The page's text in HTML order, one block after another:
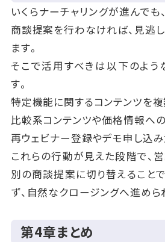
いくらナーチャリングが進んでも
商談提案を行わなければ、見逃
ます。
そこで活用すべきは以下のよう
す。
特定機能に関するコンテンツを
比較系コンテンツや価格情報へ
再ウェビナー登録やデモ申し込
これらの行動が見えた段階で、
別の商談提案に切り替えること
ず、自然なクロージングへ進めら
第4章まとめ